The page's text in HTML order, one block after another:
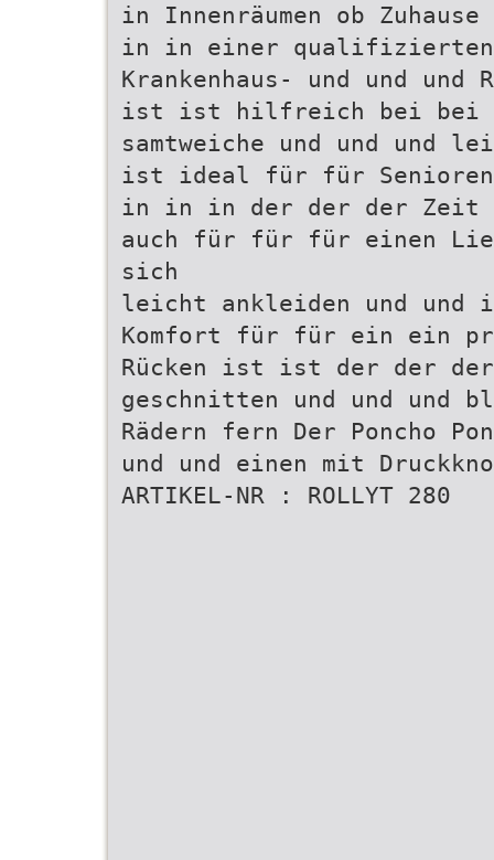
in Innenräumen ob
in in einer qualifizierten
Krankenhaus- und und und
ist ist hilfreich bei bei
samtweiche und und und
ist ideal für für
in in in der der der Zeit
auch für für für einen
sich
leicht ankleiden und
Komfort für für ein ein
Rücken ist ist der der der
geschnitten und und und
Rädern fern Der Poncho
und und einen mit
ARTIKEL-NR : ROLLYT 280